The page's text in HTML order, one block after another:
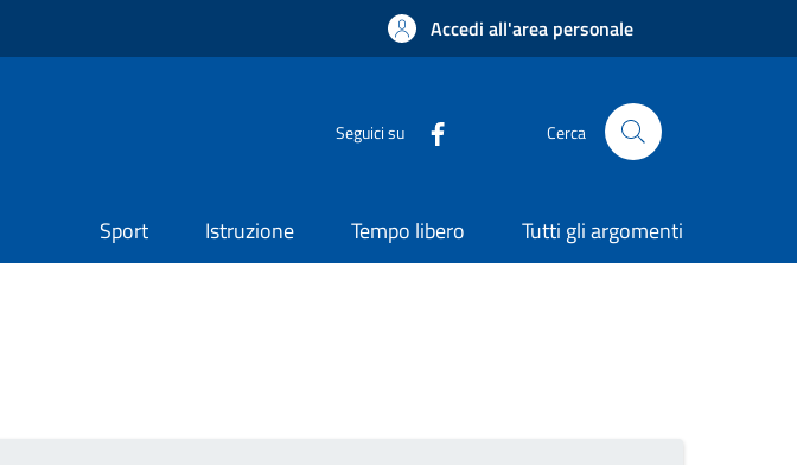
Accedi all'area personale
Seguici su Cerca
Sport Istruzione Tempo libero Tutti gli argomenti